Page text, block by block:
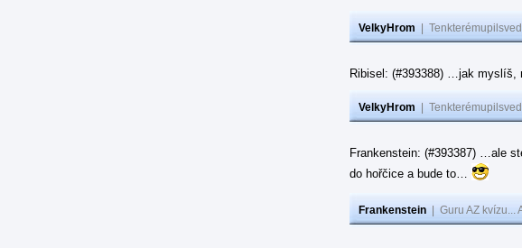
VelkyHrom
Ribisel: (#393388) …jak myslíš,
VelkyHrom
Frankenstein: (#393387) …ale
do hořčice a bude to…
Frankenstein Guru AZ kvízu...